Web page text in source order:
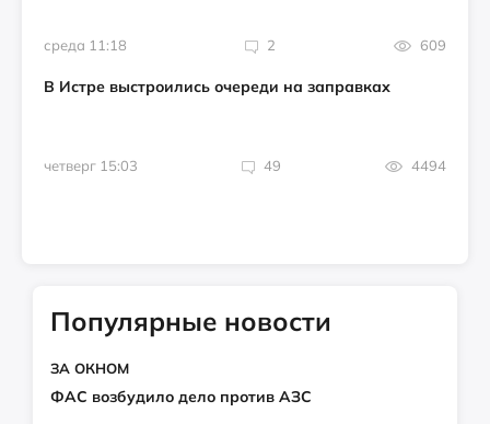
среда 11:18 2 609
В Истре выстроились очереди на заправках
четверг 15:03 49 4494
Популярные новости
ЗА ОКНОМ
ФАС возбудило дело против АЗС